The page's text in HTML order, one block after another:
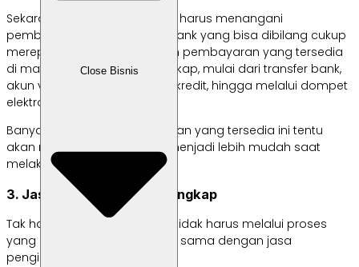
Close Bisnis
Sekarang,
tidak lagi harus menangani
pembayaran transfer antar bank yang bisa dibilang cukup
merepotkan. Ini karena pilihan pembayaran yang tersedia
di marketplace terbilang lengkap, mulai dari transfer bank,
akun virtual, kartu debit, kartu kredit, hingga melalui dompet
elektronik.
Banyaknya pilihan pembayaran yang tersedia ini tentu
akan membuat pelanggan menjadi lebih mudah saat
melakukan transaksi.
3. Jasa pengiriman yang lengkap
Tak hanya itu,
juga tidak harus melalui proses
yang rumit untuk bisa bekerja sama dengan jasa
pengiriman.